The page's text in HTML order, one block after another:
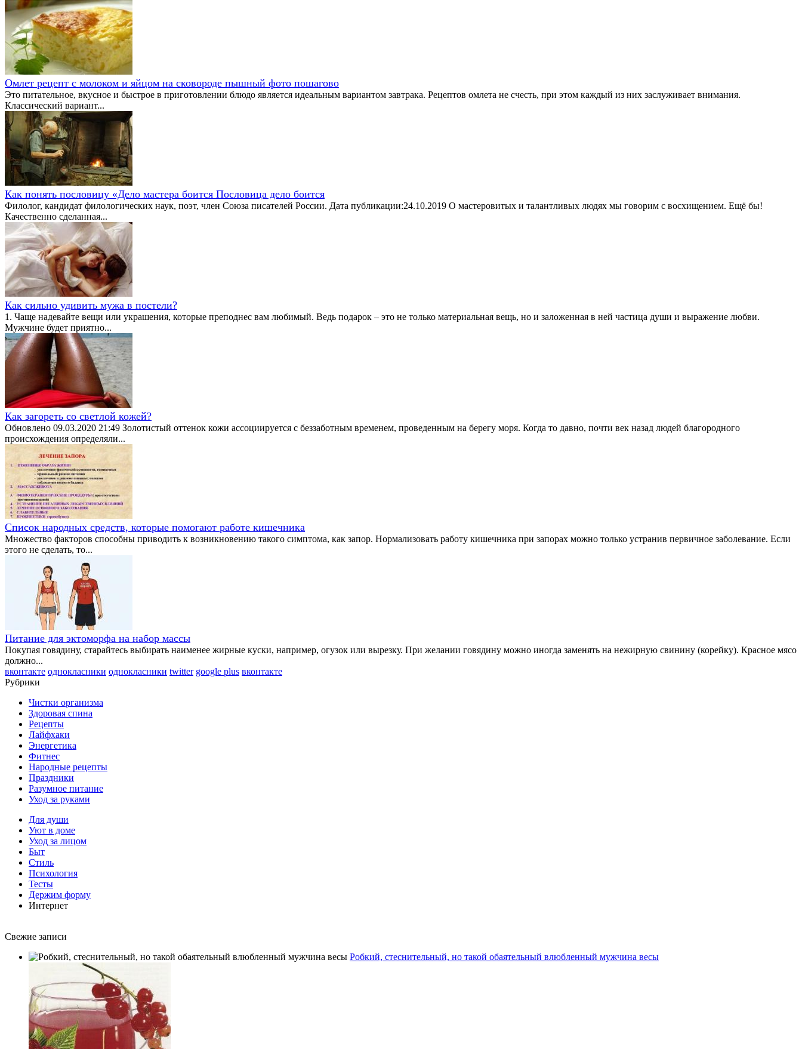
Омлет рецепт с молоком и яйцом на сковороде пышный фото пошагово
Это питательное, вкусное и быстрое в приготовлении блюдо является идеальным вариантом завтрака. Рецептов омлета не счесть, при этом каждый из них заслуживает внимания.
Классический вариант...
Как понять пословицу «Дело мастера боится Пословица дело боится
Филолог, кандидат филологических наук, поэт, член Союза писателей России. Дата публикации:24.10.2019 О мастеровитых и талантливых людях мы говорим с восхищением. Ещё бы!
Качественно сделанная...
Как сильно удивить мужа в постели?
1. Чаще надевайте вещи или украшения, которые преподнес вам любимый. Ведь подарок – это не только материальная вещь, но и заложенная в ней частица души и выражение любви.
Мужчине будет приятно...
Как загореть со светлой кожей?
Обновлено 09.03.2020 21:49 Золотистый оттенок кожи ассоциируется с беззаботным временем, проведенным на берегу моря. Когда то давно, почти век назад людей благородного
происхождения определяли...
Список народных средств, которые помогают работе кишечника
Множество факторов способны приводить к возникновению такого симптома, как запор. Нормализовать работу кишечника при запорах можно только устранив первичное заболевание. Если
этого не сделать, то...
Питание для эктоморфа на набор массы
Покупая говядину, старайтесь выбирать наименее жирные куски, например, огузок или вырезку. При желании говядину можно иногда заменять на нежирную свинину (корейку). Красное мясо
должно...
вконтакте однокласники однокласники twitter google plus вконтакте
Рубрики
Чистки организма
Здоровая спина
Рецепты
Лайфхаки
Энергетика
Фитнес
Народные рецепты
Праздники
Разумное питание
Уход за руками
Для души
Уют в доме
Уход за лицом
Быт
Стиль
Психология
Тесты
Держим форму
Интернет
Свежие записи
Робкий, стеснительный, но такой обаятельный влюбленный мужчина весы